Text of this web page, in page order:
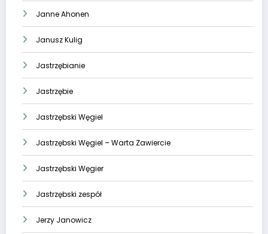
Janne Ahonen
Janusz Kulig
Jastrzębianie
Jastrzębie
Jastrzębski Węgiel
Jastrzębski Węgiel – Warta Zawiercie
Jastrzębski Węgier
Jastrzębski zespół
Jerzy Janowicz